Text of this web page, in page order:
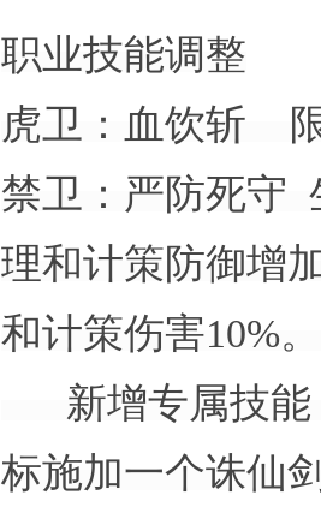
职业技能调整
虎卫：血饮斩
禁卫：严防死守
理和计策防御增
和计策伤害10%。
新增专属技能
标施加一个诛仙